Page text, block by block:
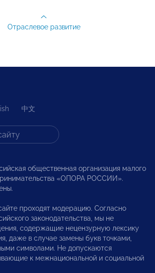
Отраслевое развитие
中文
общественная организация малого
«ОПОРА РОССИИ».
проходят модерацию. Согласно
законодательства, мы не
содержащие нецензурную лексику
даже в случае замены букв точками,
символами. Не допускаются
к межнациональной и социальной